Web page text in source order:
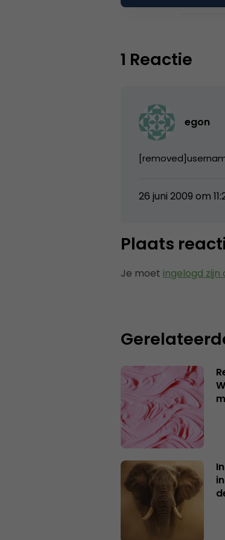
1 Reactie
egon
26 juni 2009 om
Plaats
Je moet ingelogd zijn